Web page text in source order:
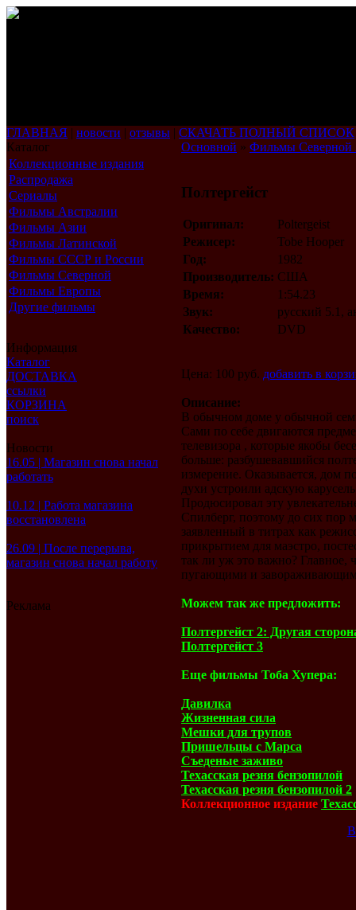
ГЛАВНАЯ | новости | отзывы | СКАЧАТЬ ПОЛНЫЙ СПИСОК
Каталог
Коллекционные издания
Распродажа
Сериалы
Фильмы Австралии
Фильмы Азии
Фильмы Латинской
Америки
Фильмы СССР и России
Фильмы Северной
Америки
Фильмы Европы
Другие фильмы
Информация
Каталог
ДОСТАВКА
ссылки
КОРЗИНА
поиск
Новости
16.05 | Магазин снова начал
работать
10.12 | Работа магазина
восстановлена
26.09 | После перерыва,
магазин снова начал работу
Реклама
Основной » Фильмы Северной
Полтергейст
Оригинал:
Poltergeist
Режисер:
Tobe Hooper
Год:
1982
Производитель: США
Время:
1:54.23
Звук:
русский 5.1,
Качество:
DVD
Цена: 100 руб. добавить в
Описание:
В обычном доме у обычной
Сами по себе двигаются
телевизора , которые якобы
больше: разбушевавшийся
измерение. Оказывается, дом
духи устроили адскую
Продюсировал эту
Спилберг, поэтому до сих пор
заявленный в титрах как
прикрытием для маэстро,
так ли уж это важно? Главное,
пугающими и
Можем так же предложить:
Полтергейст 2: Другая
Полтергейст 3
Еще фильмы Тоба Хупера:
Давилка
Жизненная сила
Мешки для трупов
Пришельцы с Марса
Съеденые заживо
Техасская резня бензопилой
Техасская резня бензопилой 2
Коллекционное издание